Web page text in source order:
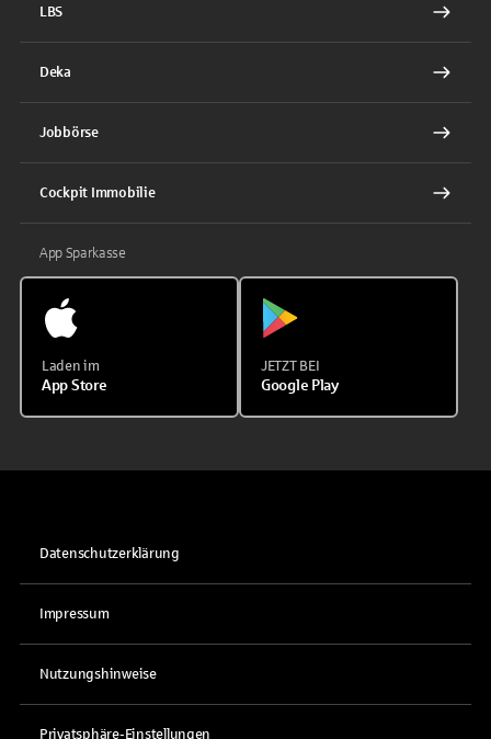
LBS
Deka
Jobbörse
Cockpit Immobilie
App Sparkasse
Laden im
App Store
JETZT BEI
Google Play
Datenschutzerklärung
Impressum
Nutzungshinweise
Privatsphäre-Einstellungen